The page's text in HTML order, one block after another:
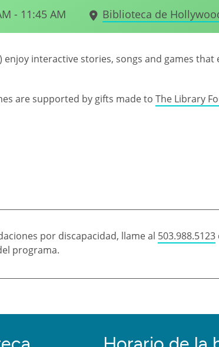
- 11:45 AM Biblioteca de
interactive stories, songs and games that
are supported by gifts made to The Library
por discapacidad, llame al 503.988.5123
programa.